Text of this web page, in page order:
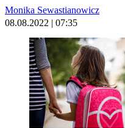
Monika Sewastianowicz
08.08.2022 | 07:35